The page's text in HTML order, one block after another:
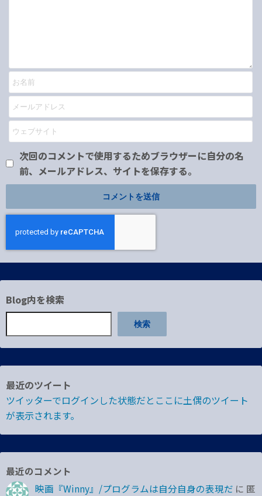
次回のコメントで使用するためブラウザーに自分の名
前、メールアドレス、サイトを保存する。
Blog内を検索
検索
最近のツイート
ツイッターでログインした状態だとここに土偶のツイート
が表示されます。
最近のコメント
映画『Winny』/プログラムは自分自身の表現だ に 匿